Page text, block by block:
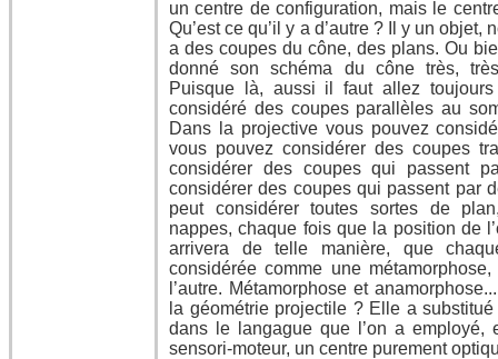
un centre de configuration, mais le
Qu’est ce qu’il y a d’autre ? Il y un objet,
a des coupes du cône, des plans. Ou
donné son schéma du cône très,
Puisque là, aussi il faut allez
considéré des coupes parallèles au
Dans la projective vous pouvez
vous pouvez considérer des coupes
considérer des coupes qui passent
considérer des coupes qui passent par
peut considérer toutes sortes de
nappes, chaque fois que la position de
arrivera de telle manière, que
considérée comme une
l’autre. Métamorphose et
la géométrie projectile ? Elle a
dans le langague que l’on a employé,
sensori-moteur, un centre purement